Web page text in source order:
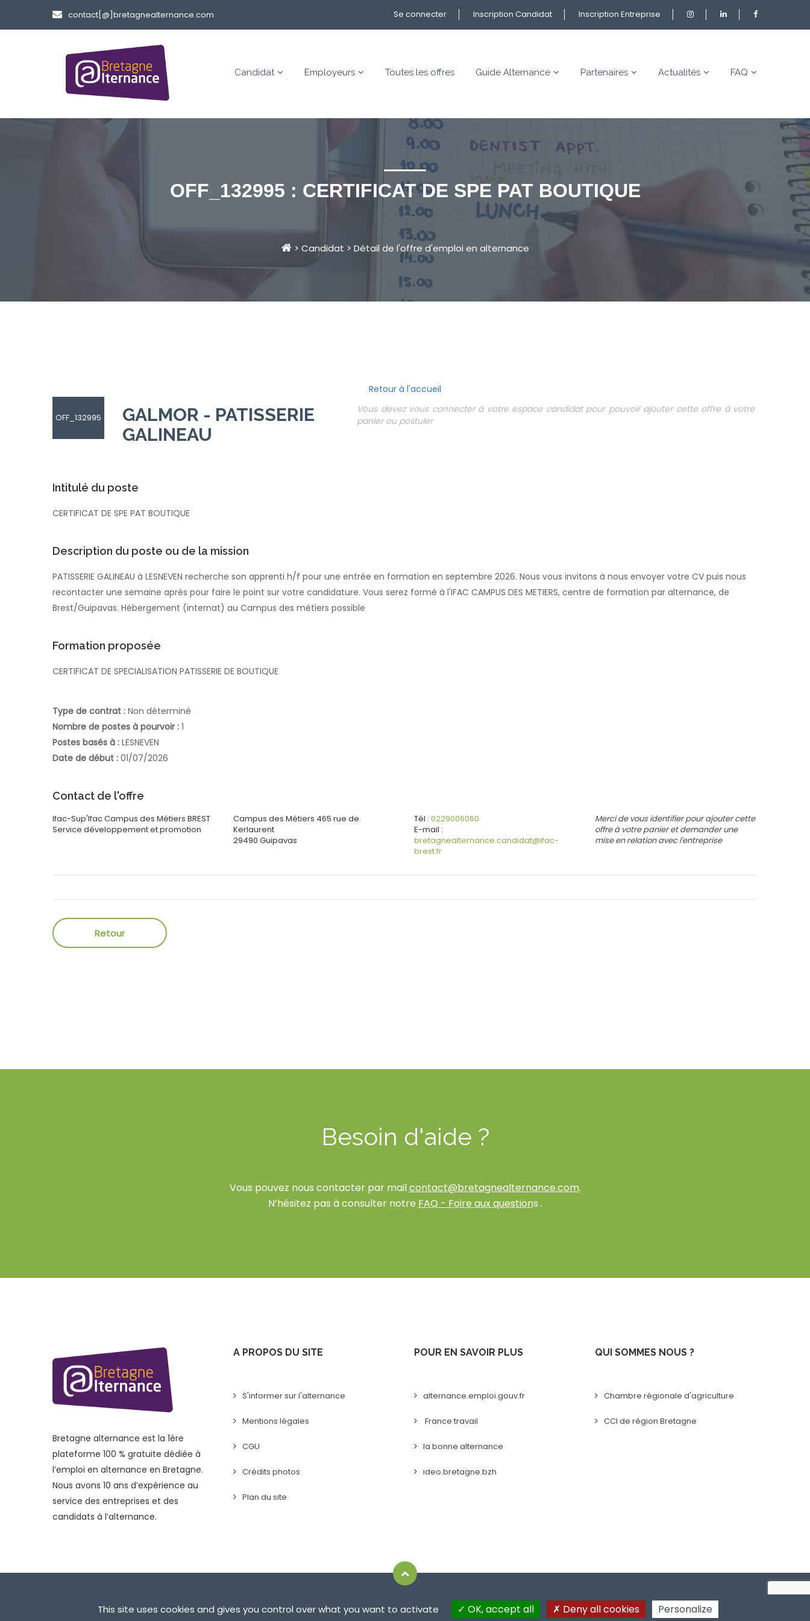
contact[@]bretagnealternance.com Se connecter Inscription Candidat Inscription Entreprise
Candidat Employeurs Toutes les offres Guide Alternance Partenaires Actualités FAQ
OFF_132995 : CERTIFICAT DE SPE PAT BOUTIQUE
> Candidat > Détail de l'offre d'emploi en alternance
Retour à l'accueil
OFF_132995
GALMOR - PATISSERIE
GALINEAU
Vous devez vous connecter à votre espace candidat pour pouvoir ajouter cette offre à votre
panier ou postuler
Intitulé du poste
CERTIFICAT DE SPE PAT BOUTIQUE
Description du poste ou de la mission
PATISSERIE GALINEAU à LESNEVEN recherche son apprenti h/f pour une entrée en formation en septembre 2026. Nous vous invitons à nous envoyer votre CV puis nous
recontacter une semaine après pour faire le point sur votre candidature. Vous serez formé à l'IFAC CAMPUS DES METIERS, centre de formation par alternance, de
Brest/Guipavas. Hébergement (internat) au Campus des métiers possible
Formation proposée
CERTIFICAT DE SPECIALISATION PATISSERIE DE BOUTIQUE
Type de contrat : Non déterminé
Nombre de postes à pourvoir : 1
Postes basés à : LESNEVEN
Date de début : 01/07/2026
Contact de l'offre
Ifac-Sup'Ifac Campus des Métiers BREST
Service développementet promotion
Campus des Métiers 465 rue de
Kerlaurent
29490 Guipavas
Tél : 0229006060
E-mail :
bretagnealternance.candidat@ifac-
brest.fr
Merci de vous identifier pour ajouter cette
offre à votre panier et demander une
mise en relation avec l'entreprise
Besoin d'aide ?
Vous pouvez nous contacter par mailcontact@bretagnealternance.com.
N’hésitez pas à consulter notre FAQ - Foire aux questions .
Bretagne alternance est la 1ère
plateforme 100 % gratuite dédiée à
l’emploi en alternance en Bretagne.
Nous avons 10 ans d’expérience au
service des entreprises et des
candidats à l’alternance.
A PROPOS DU SITE
S'informer sur l'alternance
Mentions légales
CGU
Crédits photos
Plan du site
POUR EN SAVOIR PLUS
alternance.emploi.gouv.fr
France travail
la bonne alternance
ideo.bretagne.bzh
QUI SOMMES NOUS ?
Chambre régionale d'agriculture
CCI de région Bretagne
This site uses cookies and gives you control over what you want to activate OK, accept all Deny all cookies Personalize